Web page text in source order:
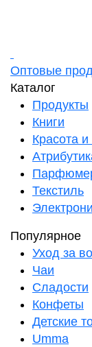
Оптовые
Каталог
Продукты
Книги
Красота
Текстиль
Популярное
Уход за
Чаи
Сладости
Конфеты
Детские
Umma